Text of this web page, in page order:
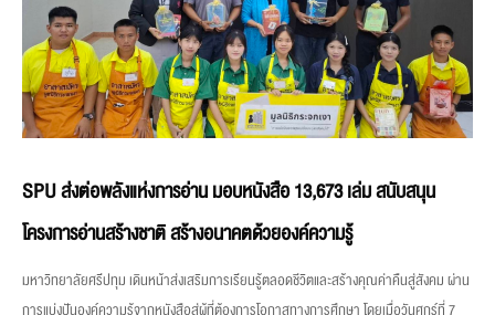
SPU ส่งต่อพลังแห่งการอ่าน มอบหนังสือ 13,673 เล่ม สนับสนุน
โครงการอ่านสร้างชาติ สร้างอนาคตด้วยองค์ความรู้
มหาวิทยาลัยศรีปทุม เดินหน้าส่งเสริมการเรียนรู้ตลอดชีวิตและสร้างคุณค่าคืนสู่สังคม ผ่าน
การแบ่งปันองค์ความรู้จากหนังสือสู่ผู้ที่ต้องการโอกาสทางการศึกษา โดยเมื่อวันศุกร์ที่ 7